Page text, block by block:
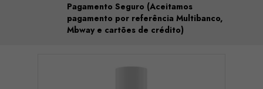
Pagamento Seguro (Aceitamos
pagamento por referência Multibanco,
Mbway e cartões de crédito)